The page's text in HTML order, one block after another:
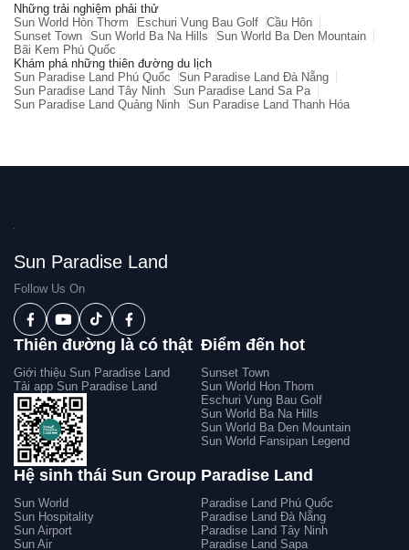
Những trải nghiệm phải thử
Sun World Hòn Thơm
Eschuri Vung Bau Golf Cầu Hôn
Sunset Town Sun World Ba Na Hills
Sun World Ba Den Mountain
Bãi Kem Phú Quốc
Khám phá những thiên đường du lịch
Sun Paradise Land Phú Quốc
Sun Paradise Land Đà Nẵng
Sun Paradise Land Tây Ninh Sun Paradise Land Sa Pa
Sun Paradise Land Quảng Ninh Sun Paradise Land Thanh Hóa
Sun Paradise Land
Follow Us On
Thiên đường là có thật
Giới thiệu Sun Paradise Land
Tải app Sun Paradise Land
Điểm đến hot
Sunset Town
Sun World Hon Thom
Eschuri Vung Bau Golf
Sun World Ba Na Hills
Sun World Ba Den Mountain
Sun World Fansipan Legend
Hệ sinh thái Sun Group
Sun World
Sun Hospitality
Sun Airport
Sun Air
Paradise Land
Paradise Land Phú Quốc
Paradise Land Đà Nẵng
Paradise Land Tây Ninh
Paradise Land Sapa